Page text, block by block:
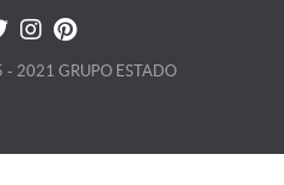
2021 GRUPO ESTADO